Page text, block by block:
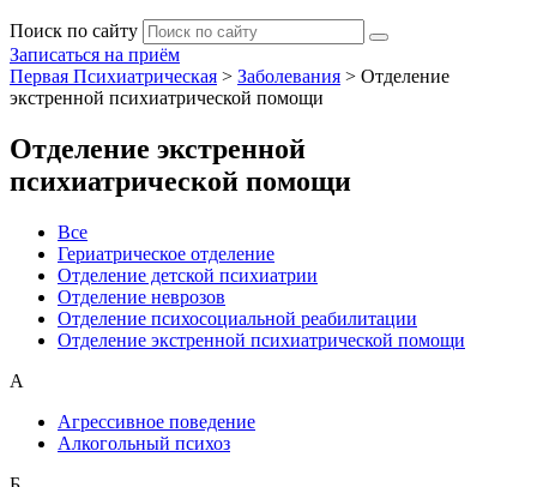
Поиск по сайту
Записаться на приём
Первая Психиатрическая > Заболевания > Отделение
экстренной психиатрической помощи
Отделение экстренной
психиатрической помощи
Все
Гериатрическое отделение
Отделение детской психиатрии
Отделение неврозов
Отделение психосоциальной реабилитации
Отделение экстренной психиатрической помощи
А
Агрессивное поведение
Алкогольный психоз